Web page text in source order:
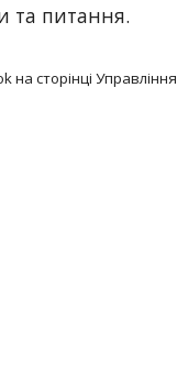
та питання.
сторінці Управління